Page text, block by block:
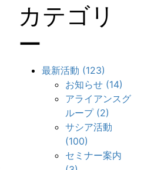
カテゴリ
ー
最新活動 (123)
お知らせ (14)
アライアンスグ
ループ (2)
サシア活動
(100)
セミナー案内